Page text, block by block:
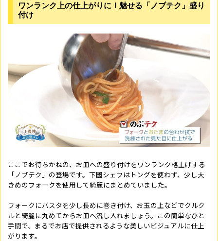
ワンランク上の仕上がりに！魅せる「ノブテク」盛り
付け
ここでお待ちかねの、お皿への盛り付けをワンランク格上げする
「ノブテク」の登場です。下國シェフはトングを使わず、少し大
きめのフォークを使用して綺麗にまとめていました。
フォークにパスタを少し長めに巻き付け、お玉の上などでクルク
ルと綺麗に丸めてからお皿へ流し入れましょう。この簡単なひと
手間で、まるでお店で提供されるような美しいビジュアルに仕上
がります。